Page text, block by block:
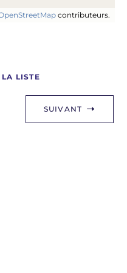
contributeurs.
LA LISTE
SUIVANT